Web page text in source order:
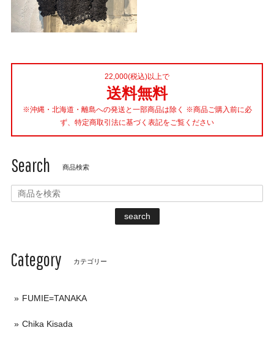
22,000(税込)以上で
送料無料
※沖縄・北海道・離島への発送と一部商品は除く ※商品ご購入前に必
ず、特定商取引法に基づく表記をご覧ください
Search 商品検索
search
Category カテゴリー
FUMIE=TANAKA
Chika Kisada